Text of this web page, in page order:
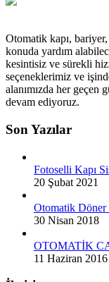
Otomatik kapı,
konuda yardım
kesintisiz ve sürekli
seçeneklerimiz ve
alanımızda her
devam ediyoruz.
Son Yazılar
Fotoselli Kapı
20 Şubat 2021
Otomatik Döner
30 Nisan 2018
OTOMATİK
11 Haziran 2016